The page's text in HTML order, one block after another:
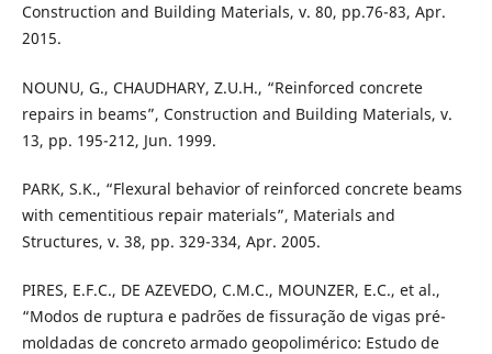
Construction and Building Materials, v. 80, pp.76-83, Apr.
2015.
NOUNU, G., CHAUDHARY, Z.U.H., “Reinforced concrete
repairs in beams”, Construction and Building Materials, v.
13, pp. 195-212, Jun. 1999.
PARK, S.K., “Flexural behavior of reinforced concrete beams
with cementitious repair materials”, Materials and
Structures, v. 38, pp. 329-334, Apr. 2005.
PIRES, E.F.C., DE AZEVEDO, C.M.C., MOUNZER, E.C., et al.,
“Modos de ruptura e padrões de fissuração de vigas pré-
moldadas de concreto armado geopolimérico: Estudo de